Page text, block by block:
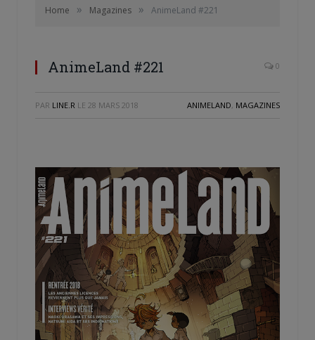
Home » Magazines » AnimeLand #221
AnimeLand #221 0
PAR LINE.R LE 28 MARS 2018 ANIMELAND, MAGAZINES